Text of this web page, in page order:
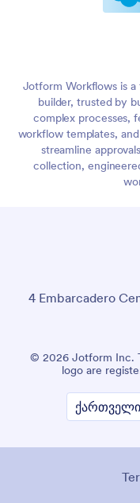
Jotform Workflows is
builder, trusted by
complex processes,
workflow templates,
streamline
collection,
4 Embarcadero
© 2026 Jotform Inc.
logo are